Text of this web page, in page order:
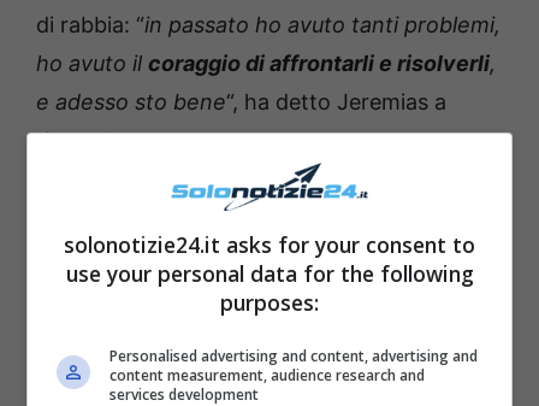
di rabbia: “in passato ho avuto tanti problemi,
ho avuto il coraggio di affrontarli e risolverli,
e adesso sto bene“, ha detto Jeremias a
riguardo.
solonotizie24.it asks for your consent to
use your personal data for the following
purposes:
Personalised advertising and content, advertising and
content measurement, audience research and
services development